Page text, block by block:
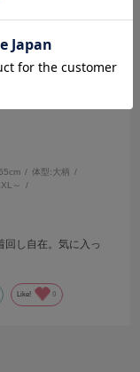
2025.7.23
体型:大柄
XL～
回し自在。気に入っ
Like! 0